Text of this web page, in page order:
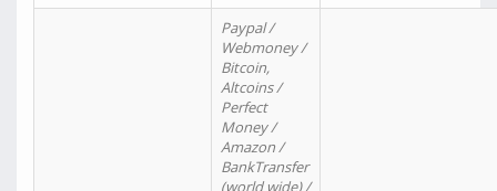
Paypal /
Webmoney /
Bitcoin,
Altcoins /
Perfect
Money /
Amazon /
BankTransfer
(world wide) /